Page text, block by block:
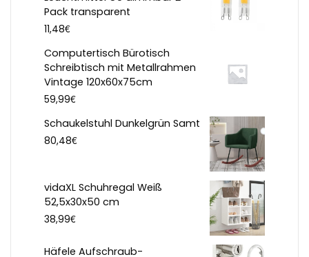
Pack transparent
11,48€
Computertisch Bürotisch
Schreibtisch mit Metallrahmen
Vintage 120x60x75cm
59,99€
Schaukelstuhl Dunkelgrün Samt
80,48€
vidaXL Schuhregal Weiß
52,5x30x50 cm
38,99€
Häfele Aufschraub-